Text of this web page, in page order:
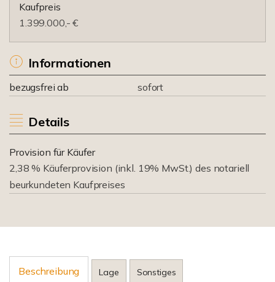
Kaufpreis
1.399.000,- €
Informationen
bezugsfrei ab sofort
Details
Provision für Käufer
2,38 % Käuferprovision (inkl. 19% MwSt.) des notariell
beurkundeten Kaufpreises
Beschreibung Lage Sonstiges